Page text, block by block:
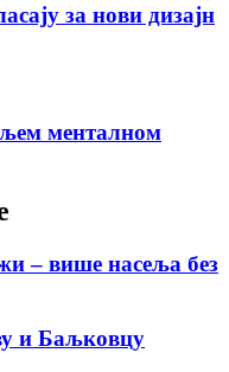
за нови дизајн
менталном
– више насеља без
и Баљковцу